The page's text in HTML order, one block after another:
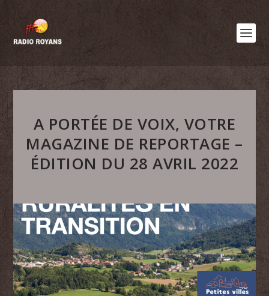
A PORTÉE DE VOIX, VOTRE
MAGAZINE DE REPORTAGE –
ÉDITION DU 28 AVRIL 2022